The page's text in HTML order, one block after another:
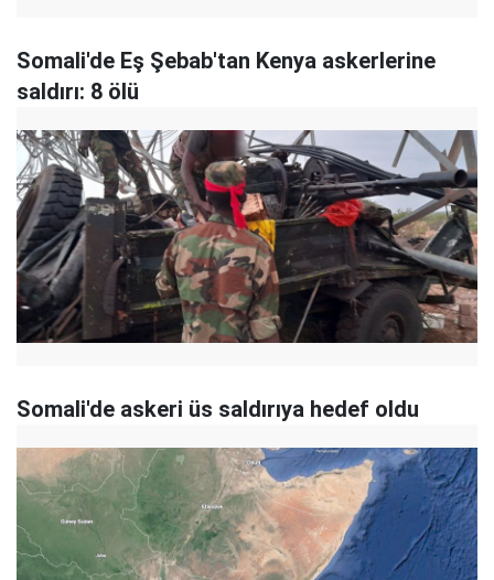
Somali'de Eş Şebab'tan Kenya askerlerine
saldırı: 8 ölü
Somali'de askeri üs saldırıya hedef oldu